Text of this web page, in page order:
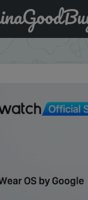
TicWatch Pro